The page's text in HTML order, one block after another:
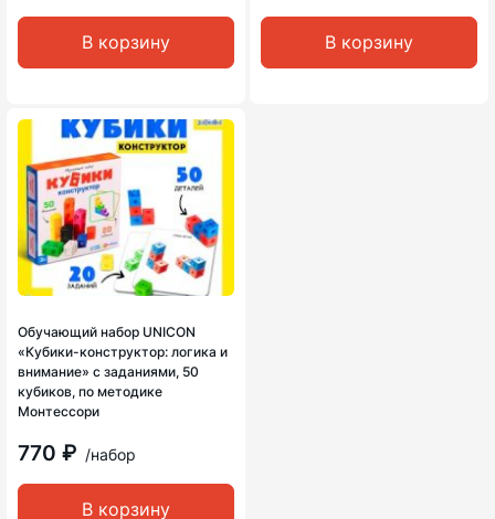
В корзину В корзину
Обучающий набор UNICON
«Кубики-конструктор: логика и
внимание» с заданиями, 50
кубиков, по методике
Монтессори
770 ₽ /набор
В корзину